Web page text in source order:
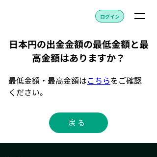
ログイン
日本円の出金金額の最低金額と最
高金額はありますか？
最低金額・最高金額はこちらをご確認
ください。
戻る